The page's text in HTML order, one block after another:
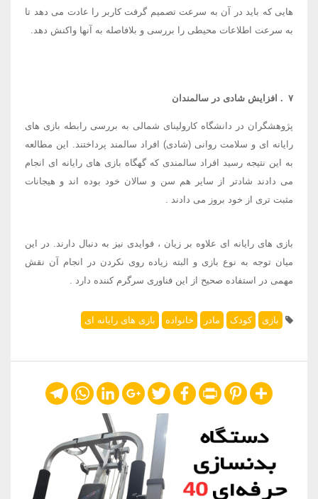
هایی که باید در آن به سرعت تصمیم گرفت کاربر را عادت می دهد تا
به سرعت اطلاعات محیطی را بررسی و بلافاصله به آنها واکنش دهد.
۷ . افزایش شادی در سالمندان
پژوهشگران در دانشگاه کارولینای شمالی به بررسی رابطه بازی های
رایانه ای و سلامت روانی (شادی) افراد سالمند پرداختند. این مطالعه
به این نتیجه رسید افراد سالمندی که گهگاه بازی های رایانه ای انجام
می دادند شادتر از سایر هم سن و سالان خود بوده اند و هیجانات
مثبت تری از خود بروز می دادند .
بازی های رایانه ای علاوه بر زیان ، فوایدی نیز به دنبال دارند. در این
میان توجه به نوع بازی و البته زیاده روی نکردن در انجام آن نقش
مهمی در استفاده صحیح از این فناوری سرگرم کننده دارد .
بازی کودک مادر خانواده بازی های رایانه ای
Share
Pinterest
Print
Facebook
Twitter
Google+
LinkedIn
WhatsApp
Telegram